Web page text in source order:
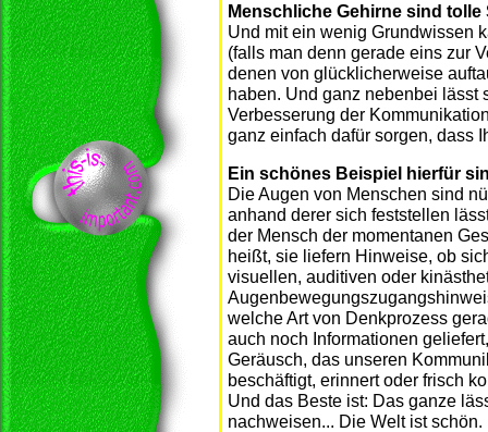
Menschliche Gehirne sind tolle
Und mit ein wenig Grundwissen
(falls man denn gerade eins zur
denen von glücklicherweise
haben. Und ganz nebenbei lässt
Verbesserung der
ganz einfach dafür sorgen, dass
Ein schönes Beispiel hierfür
Die Augen von Menschen sind
anhand derer sich feststellen
der Mensch der momentanen
heißt, sie liefern Hinweise, ob
visuellen, auditiven oder
welche Art von Denkprozess
auch noch Informationen
Geräusch, das unseren
beschäftigt, erinnert oder frisch
Und das Beste ist: Das ganze
nachweisen... Die Welt ist schön.